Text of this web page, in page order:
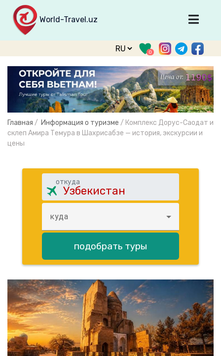
World-Travel.uz
Главная
Направления
Туры
Тур. фирмы
Табло прилета
О туризме
Войти
Зарегистрироваться
0
Главная / Информация о туризме / Комплекс Дорус-Саодат и
склеп Амира Темура в Шахрисабзе — история, экскурсии и
цены
откуда
куда
подобрать туры